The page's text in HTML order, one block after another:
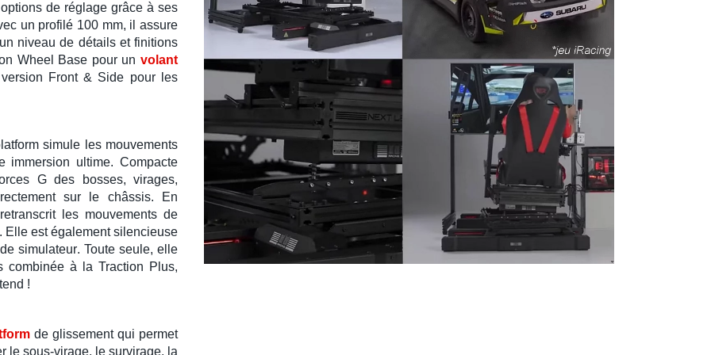
de réglage grâce à ses
un profilé 100 mm, il assure
niveau de détails et finitions
Wheel Base pour unvolant
Front & Side pour les
simule les mouvements
immersion ultime. Compacte
Gdes bosses,virages,
sur le châssis. En
les mouvements de
Elle est également silencieuse
simulateur. Toute seule, elle
combinée à laTraction Plus,
!
de glissementqui permet
le sous-virage, le survirage, la